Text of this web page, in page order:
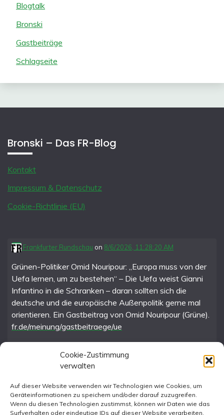
Cookie-Zustimmung
verwalten
Auf dieser Website verwenden wir Technologien wie Cookies, um
Geräteinformationen zu speichern und/oder darauf zuzugreifen.
Wenn du diesen Technologien zustimmst, können wir Daten wie das
Surfverhalten oder eindeutige IDs auf dieser Website verarbeiten.
Blogtalk
Bronski
Gastbeiträge
Schlagseite
Bronski – Das FR-Blog
Kontakt
Impressum & Datenschutz
Cookie-Richtlinie (EU)
Frankfurter Rundschau on 8/6/2026, 11:28:20 AM
Grünen-Politiker Omid Nouripour: „Europa muss von der
Uefa lernen, um zu bestehen“ – Die Uefa weist Gianni
Infantino in die Schranken – daran sollten sich die
deutsche und die europäische Außenpolitik gerne mal
orientieren. Ein Gastbeitrag von Omid Nouripour (Grüne).
fr.de/meinung/gastbeitraege/ue
Instagram